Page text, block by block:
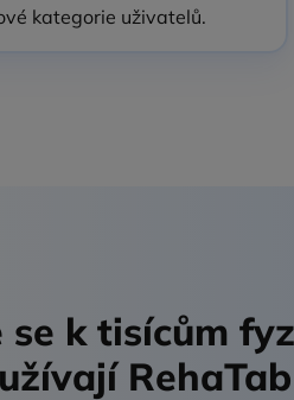
kategorie uživatelů.
se k tisícům
RehaTab